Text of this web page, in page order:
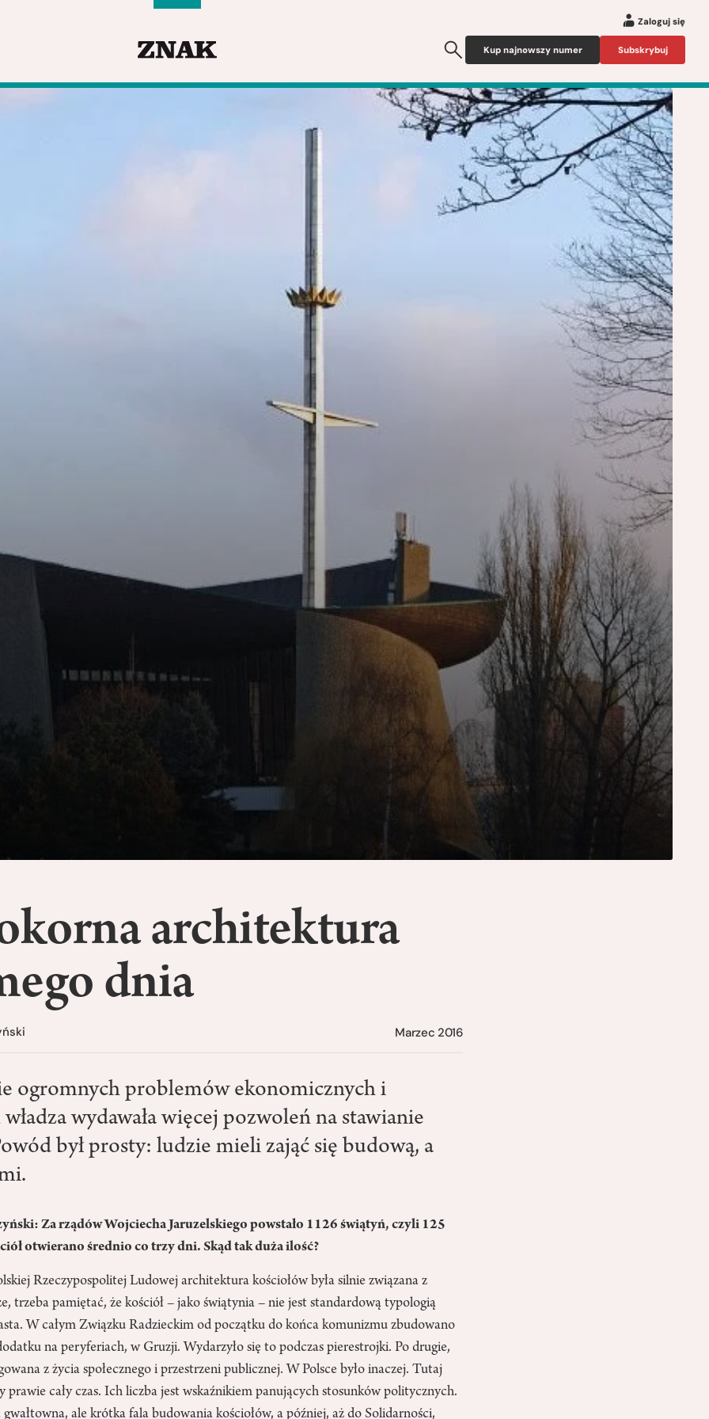
Zaloguj się
Kup najnowszy numer Subskrybuj
architektura
dnia
Marzec 2016
ogromnych problemów ekonomicznych i
władza wydawała więcej pozwoleń na stawianie
był prosty: ludzie mieli zająć się budową, a
Za rządów Wojciecha Jaruzelskiego powstało 1126 świątyń, czyli 125
otwierano średnio co trzy dni. Skąd tak duża ilość?
Rzeczypospolitej Ludowej architektura kościołów była silnie związana z
trzeba pamiętać, że kościół – jako świątynia – nie jest standardową typologią
W całym Związku Radzieckim od początku do końca komunizmu zbudowano
na peryferiach, w Gruzji. Wydarzyło się to podczas pierestrojki. Po drugie,
z życia społecznego i przestrzeni publicznej. W Polsce było inaczej. Tutaj
prawie cały czas. Ich liczba jest wskaźnikiem panujących stosunków politycznych.
gwałtowna, ale krótka fala budowania kościołów, a później, aż do Solidarności,